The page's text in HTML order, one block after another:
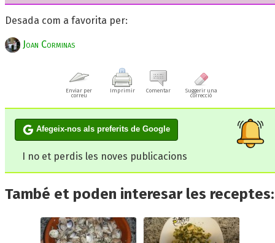
Desada com a favorita per:
Joan Corminas
Enviar per
correu
Imprimir Comentar
Suggerir una
correcció
Afegeix-nos als preferits de Google
I no et perdis les noves publicacions
També et poden interesar les receptes: